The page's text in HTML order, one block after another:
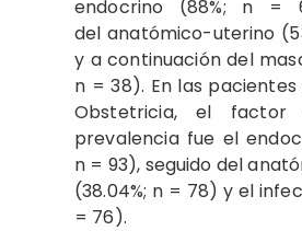
endocrino (88%; n =
del anatómico-uterino
y a continuación del
n = 38). En las
Obstetricia, el factor
prevalencia fue el
n = 93), seguido del
(38.04%; n = 78) y el
= 76).